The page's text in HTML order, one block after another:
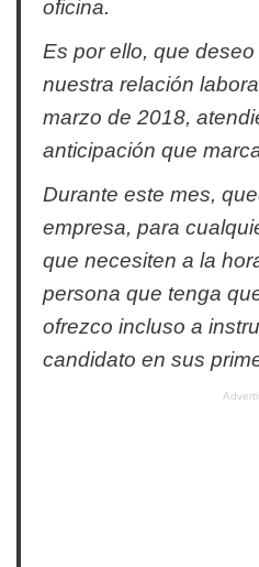
oficina.
Es por ello, que
nuestra relación
marzo de 2018,
anticipación que
Durante este mes,
empresa, para
que necesiten a la
persona que tenga
ofrezco incluso a
candidato en sus